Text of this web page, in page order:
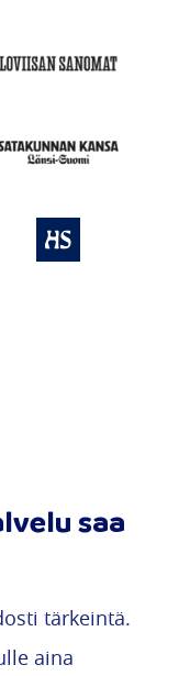
saa
tärkeintä.
aina